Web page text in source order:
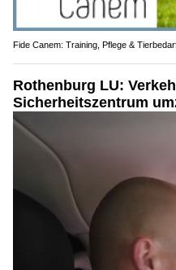
Fide Canem: Training, Pflege &
Rothenburg LU:
Sicherheitszentrum